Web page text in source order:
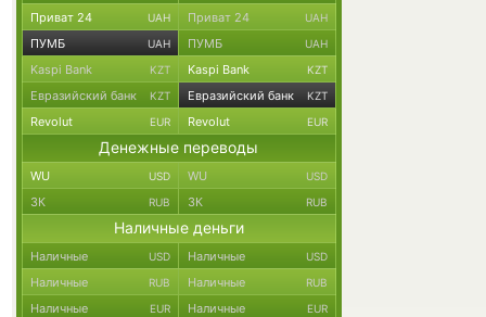
Приват 24 UAH Приват 24 UAH
ПУМБ UAH ПУМБ UAH
Kaspi Bank KZT Kaspi Bank KZT
Евразийский банк KZT Евразийский банк KZT
Revolut EUR Revolut EUR
Денежные переводы
WU USD WU USD
ЗК RUB ЗК RUB
Наличные деньги
Наличные USD Наличные USD
Наличные RUB Наличные RUB
Наличные EUR Наличные EUR